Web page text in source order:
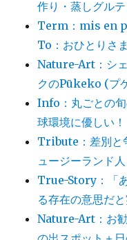
作り・蒸しグル
Term：mis en
To：おひとりさ
Nature-Art：シ
クのPūkeko (プ
Info：丸ごとの
球環境に優しい！
Tribute：差別と
ュージーランド
True-Story：「
る存在の意思だ
Nature-Art：お